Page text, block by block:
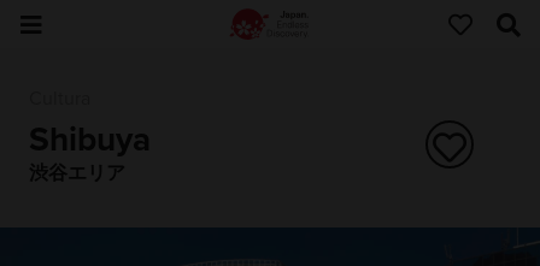
Shibuya
渋谷エリア